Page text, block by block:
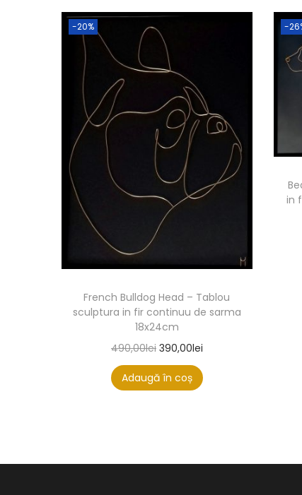
-20%
French Bulldog Head – Tablou
sculptura in fir continuu de sarma
18x24cm
490,00lei 390,00lei
Adaugă în coș
-
in